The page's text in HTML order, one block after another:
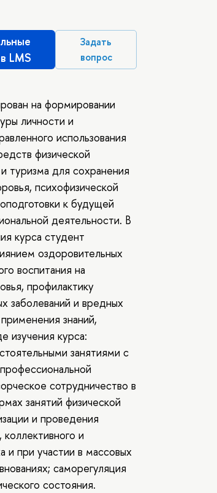
LMS
Задать
вопрос
на формировании
личности и
использования
физической
туризма для сохранения
психофизической
к будущей
деятельности. В
курса студент
оздоровительных
воспитания на
профилактику
заболеваний и вредных
знаний,
изучения курса:
занятиями с
сотрудничество в
занятий физической
и проведения
и
и при участии в массовых
саморегуляция
состояния.